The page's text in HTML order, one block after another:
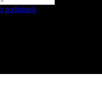
podmínek